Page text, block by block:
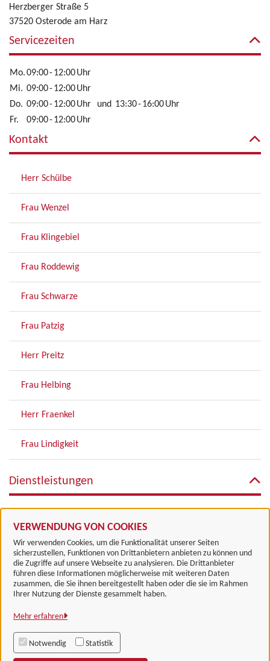
VERWENDUNG VON COOKIES
Wir verwenden Cookies, um die Funktionalität unserer Seiten
sicherzustellen, Funktionen von Drittanbietern anbieten zu können und
die Zugriffe auf unsere Webseite zu analysieren. Die Drittanbieter
führen diese Informationen möglicherweise mit weiteren Daten
zusammen, die Sie ihnen bereitgestellt haben oder die sie im Rahmen
Ihrer Nutzung der Dienste gesammelt haben.
Mehr erfahren
Notwendig Statistik
Herzberger Straße 5
37520 Osterode am Harz
Servicezeiten
Mo.09:00-12:00Uhr
Mi. 09:00-12:00Uhr
Do. 09:00-12:00Uhr und 13:30-16:00Uhr
Fr.
09:00-12:00Uhr
Kontakt
Herr Schülbe
Frau Wenzel
Frau Klingebiel
Frau Roddewig
Frau Schwarze
Frau Patzig
Herr Preitz
Frau Helbing
Herr Fraenkel
Frau Lindigkeit
Dienstleistungen
Landkreis Göttingen
Alle Rechte vorbehalten